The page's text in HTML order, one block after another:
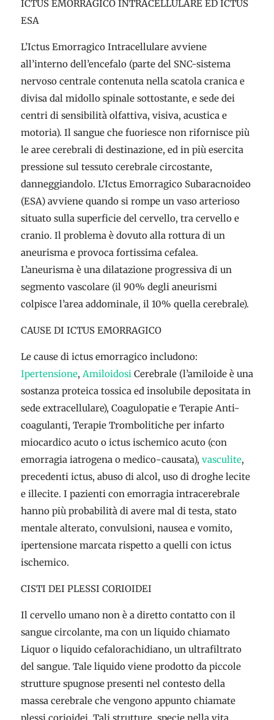
ICTUS EMORRAGICO INTRACELLULARE ED ICTUS
ESA
L’Ictus Emorragico Intracellulare avviene
all’interno dell’encefalo (parte del SNC-sistema
nervoso centrale contenuta nella scatola cranica e
divisa dal midollo spinale sottostante, e sede dei
centri di sensibilità olfattiva, visiva, acustica e
motoria). Il sangue che fuoriesce non rifornisce più
le aree cerebrali di destinazione, ed in più esercita
pressione sul tessuto cerebrale circostante,
danneggiandolo. L’Ictus Emorragico Subaracnoideo
(ESA) avviene quando si rompe un vaso arterioso
situato sulla superficie del cervello, tra cervello e
cranio. Il problema è dovuto alla rottura di un
aneurisma e provoca fortissima cefalea.
L’aneurisma è una dilatazione progressiva di un
segmento vascolare (il 90% degli aneurismi
colpisce l’area addominale, il 10% quella cerebrale).
CAUSE DI ICTUS EMORRAGICO
Le cause di ictus emorragico includono:
Ipertensione, AmiloidosiCerebrale (l’amiloide è una
sostanza proteica tossica ed insolubile depositata in
sede extracellulare), Coagulopatie e Terapie Anti-
coagulanti, Terapie Trombolitiche per infarto
miocardico acuto o ictus ischemico acuto (con
emorragia iatrogena o medico-causata), vasculite,
precedenti ictus, abuso di alcol, uso di droghe lecite
e illecite. I pazienti con emorragia intracerebrale
hanno più probabilità di avere mal di testa, stato
mentale alterato, convulsioni, nausea e vomito,
ipertensione marcata rispetto a quelli con ictus
ischemico.
CISTI DEI PLESSI CORIOIDEI
Il cervello umano non è a diretto contatto con il
sangue circolante, ma con un liquido chiamato
Liquor o liquido cefalorachidiano, un ultrafiltrato
del sangue. Tale liquido viene prodotto da piccole
strutture spugnose presenti nel contesto della
massa cerebrale che vengono appunto chiamate